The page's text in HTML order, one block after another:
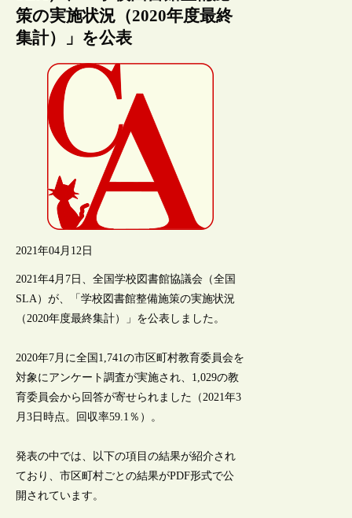
策の実施状況（2020年度最終
集計）」を公表
2021年04月12日
2021年4月7日、全国学校図書館協議会（全国
SLA）が、「学校図書館整備施策の実施状況
（2020年度最終集計）」を公表しました。
2020年7月に全国1,741の市区町村教育委員会を
対象にアンケート調査が実施され、1,029の教
育委員会から回答が寄せられました（2021年3
月3日時点。回収率59.1％）。
発表の中では、以下の項目の結果が紹介され
ており、市区町村ごとの結果がPDF形式で公
開されています。